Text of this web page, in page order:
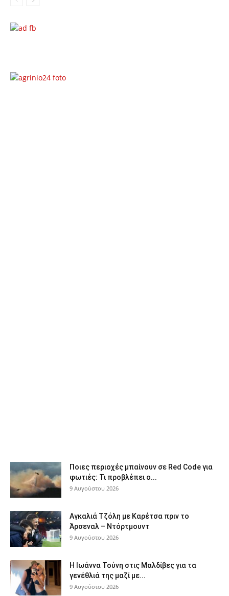
Ποιες περιοχές μπαίνουν σε Red Code για
φωτιές: Τι προβλέπει ο...
9 Αυγούστου 2026
Αγκαλιά Τζόλη με Καρέτσα πριν το
Άρσεναλ – Ντόρτμουντ
9 Αυγούστου 2026
Η Ιωάννα Τούνη στις Μαλδίβες για τα
γενέθλιά της μαζί με...
9 Αυγούστου 2026